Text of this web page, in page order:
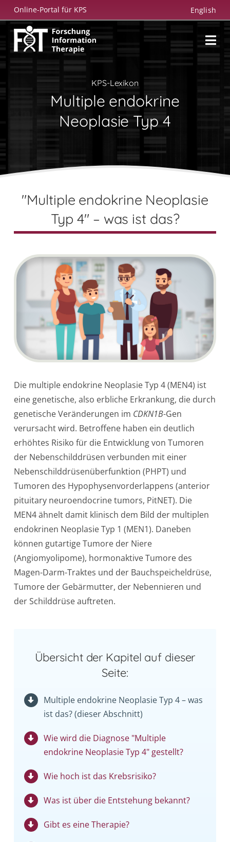
Zum
Inhalt
springen
Online-Portal für KPS English
KPS-Lexikon
Multiple endokrine
Neoplasie Typ 4
"Multiple endokrine Neoplasie
Typ 4" – was ist das?
Die multiple endokrine Neoplasie Typ 4 (MEN4) ist
eine genetische, also erbliche Erkrankung, die durch
genetische Veränderungen im CDKN1B-Gen
verursacht wird. Betroffene haben ein deutlich
erhöhtes Risiko für die Entwicklung von Tumoren
der Nebenschilddrüsen verbunden mit einer
Nebenschilddrüsenüberfunktion (PHPT) und
Tumoren des Hypophysenvorderlappens (anterior
pituitary neuroendocrine tumors, PitNET). Die
MEN4 ähnelt damit klinisch dem Bild der multiplen
endokrinen Neoplasie Typ 1 (MEN1). Daneben
können gutartige Tumore der Niere
(Angiomyolipome), hormonaktive Tumore des
Magen-Darm-Traktes und der Bauchspeicheldrüse,
Tumore der Gebärmutter, der Nebennieren und
der Schilddrüse auftreten.
Übersicht der Kapitel auf dieser
Seite:
Multiple endokrine Neoplasie Typ 4 – was
ist das? (dieser Abschnitt)
Wie wird die Diagnose "Multiple
endokrine Neoplasie Typ 4" gestellt?
Wie hoch ist das Krebsrisiko?
Was ist über die Entstehung bekannt?
Gibt es eine Therapie?